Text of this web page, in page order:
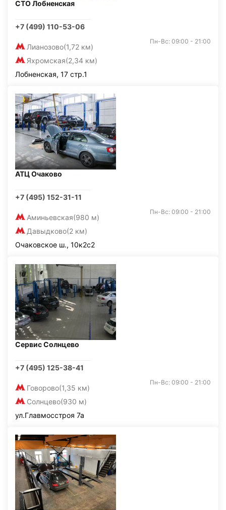
СТО Лобненская
+7 (499) 110-53-06
Лианозово(1,72 км)
Яхромская(2,34 км)
Пн-Вс: 09:00 - 21:00
Лобненская, 17 стр.1
АТЦ Очаково
+7 (495) 152-31-11
Аминьевская(980 м)
Давыдково(2 км)
Пн-Вс: 09:00 - 21:00
Очаковское ш., 10к2с2
Сервис Солнцево
+7 (495) 125-38-41
Говорово(1,35 км)
Солнцево(930 м)
Пн-Вс: 09:00 - 21:00
ул.Главмосстроя 7а